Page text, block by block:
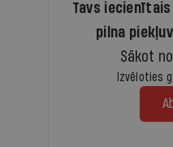
Tavs
pilna
Sākot
Izvēloties